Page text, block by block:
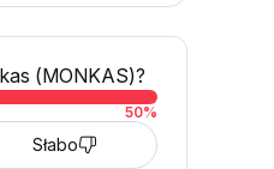
(MONKAS)?
50%
Słabo